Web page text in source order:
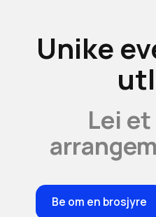
Unike
Lei
Be om en brosjyre